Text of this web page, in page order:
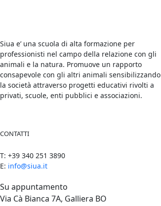
Siua e’ una scuola di alta formazione per
professionisti nel campo della relazione con gli
animali e la natura. Promuove un rapporto
consapevole con gli altri animali sensibilizzando
la società attraverso progetti educativi rivolti a
privati, scuole, enti pubblici e associazioni.
CONTATTI
T: +39 340 251 3890
E: info@siua.it
Su appuntamento
Via Cà Bianca 7A, Galliera BO